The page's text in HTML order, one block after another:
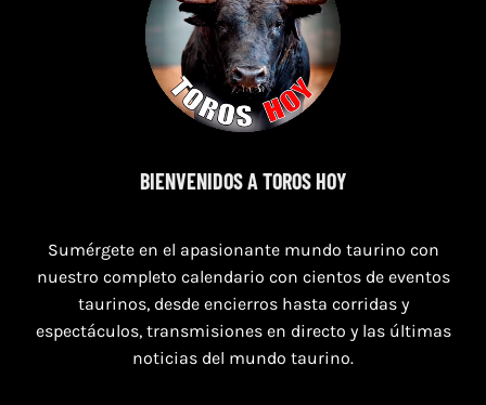
11 de agosto de 2026
BIENVENIDOS A TOROS HOY
Sumérgete en el apasionante mundo taurino con
nuestro completo calendario con cientos de eventos
taurinos, desde encierros hasta corridas y
espectáculos, transmisiones en directo y las últimas
noticias del mundo taurino.